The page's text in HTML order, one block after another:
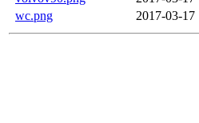
wc.png
2017-03-17